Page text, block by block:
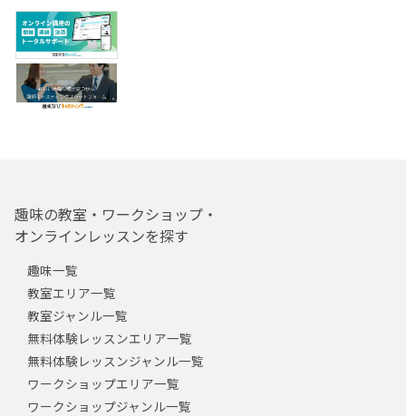
趣味の教室・ワークショップ・
オンラインレッスンを探す
趣味一覧
教室エリア一覧
教室ジャンル一覧
無料体験レッスンエリア一覧
無料体験レッスンジャンル一覧
ワークショップエリア一覧
ワークショップジャンル一覧